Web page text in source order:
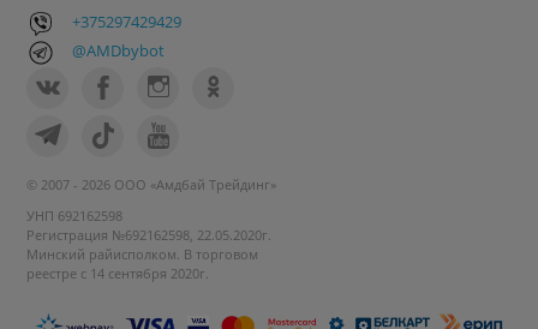
+375297429429
@AMDbybot
© 2007 - 2026 ООО «Амдбай Трейдинг»
УНП 692162598
Регистрация №692162598, 22.05.2020г.
Минский райисполком. В торговом
реестре с 14 сентября 2020г.